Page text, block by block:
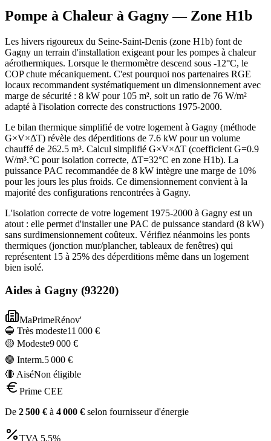
Pompe à Chaleur à Gagny— Zone H1b
Les hivers rigoureux du Seine-Saint-Denis (zone H1b) font de
Gagny un terrain d'installation exigeant pour les pompes à chaleur
aérothermiques. Lorsque le thermomètre descend sous -12°C, le
COP chute mécaniquement. C'est pourquoi nos partenaires RGE
locaux recommandent systématiquement un dimensionnement avec
marge de sécurité : 8 kW pour 105 m², soit un ratio de 76 W/m²
adapté à l'isolation correcte des constructions 1975-2000.
Le bilan thermique simplifié de votre logement à Gagny (méthode
G×V×ΔT) révèle des déperditions de 7.6 kW pour un volume
chauffé de 262.5 m³. Calcul simplifié G×V×ΔT (coefficient G=0.9
W/m³.°C pour isolation correcte, ΔT=32°C en zone H1b). La
puissance PAC recommandée de 8 kW intègre une marge de 10%
pour les jours les plus froids. Ce dimensionnement convient à la
majorité des configurations rencontrées à Gagny.
L'isolation correcte de votre logement 1975-2000 à Gagny est un
atout : elle permet d'installer une PAC de puissance standard (8 kW)
sans surdimensionnement coûteux. Vérifiez néanmoins les ponts
thermiques (jonction mur/plancher, tableaux de fenêtres) qui
représentent 15 à 25% des déperditions même dans un logement
bien isolé.
Aides à Gagny (93220)
MaPrimeRénov'
🔵 Très modeste11 000 €
🟡 Modeste9 000 €
🟣 Interm.5 000 €
🔴 AiséNon éligible
Prime CEE
De 2 500 € à 4 000 € selon fournisseur d'énergie
TVA 5,5%